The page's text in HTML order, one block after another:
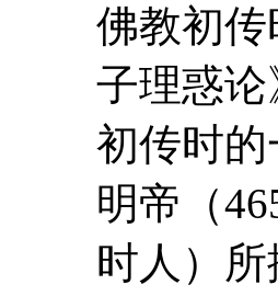
佛教初
子理惑论
初传时
明帝（
时人）